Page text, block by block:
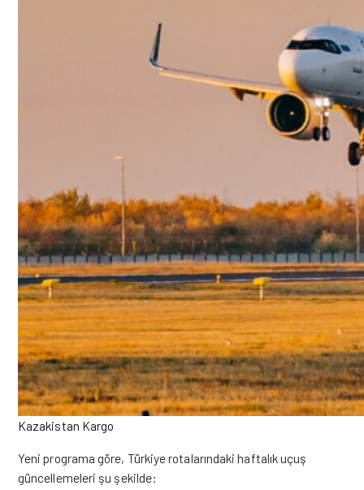
Kazakistan Kargo
Yeni programa göre, Türkiye rotalarındaki haftalık uçuş
güncellemeleri şu şekilde: